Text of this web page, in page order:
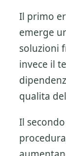
Il primo
emerge
soluzioni
invece il
qualita
Il